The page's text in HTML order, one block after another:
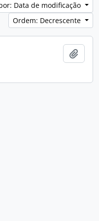
Data de modificação
Ordem: Decrescente